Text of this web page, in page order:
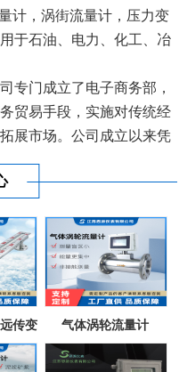
计，涡街流量计，压力变
于石油、电力、化工、冶
门成立了电子商务部，
贸易手段，实施对传统经
展市场。公司成立以来凭
[查看详情]
传变
气体涡轮流量计